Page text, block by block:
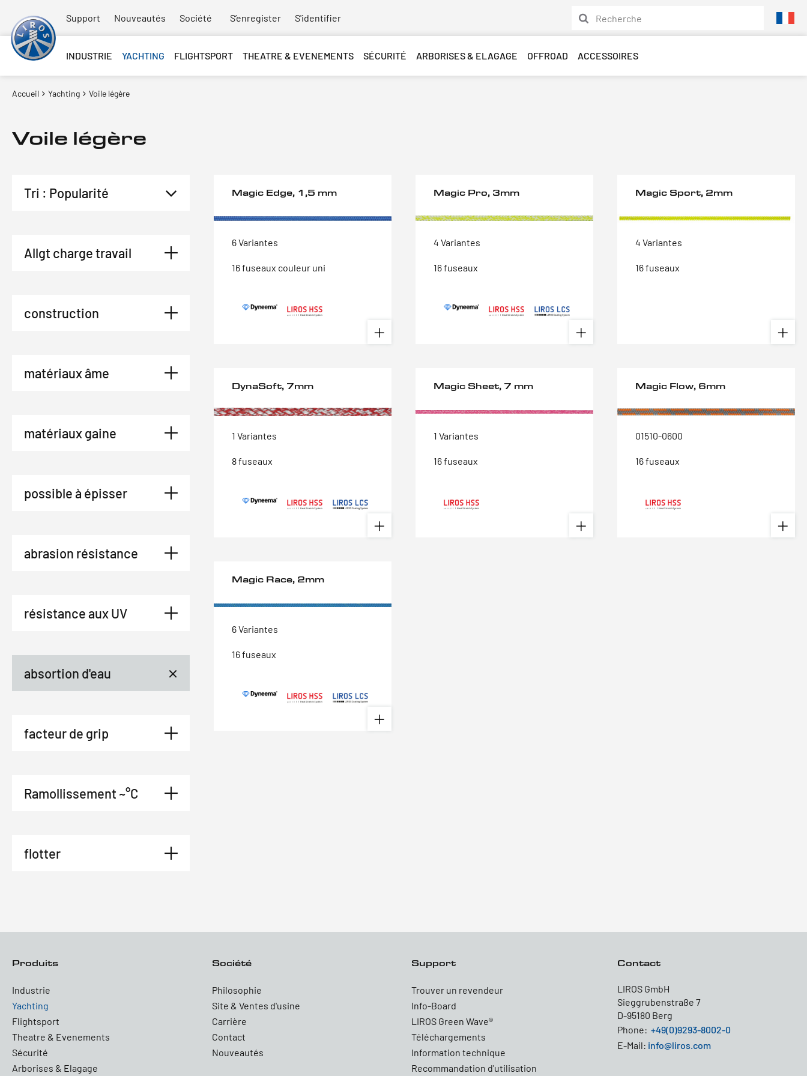
Support Nouveautés Société S’enregister S'identifier
INDUSTRIE YACHTING FLIGHTSPORT THEATRE & EVENEMENTS SÉCURITÉ ARBORISES & ELAGAGE OFFROAD ACCESSOIRES
Accueil Yachting Voile légère
Voile légère
Allgt charge travail
construction
matériaux âme
matériaux gaine
possible à épisser
abrasion résistance
résistance aux UV
absortion d'eau
facteur de grip
Ramollissement ~°C
flotter
Magic Edge, 1,5 mm
6 Variantes
16 fuseaux couleur uni
Magic Pro, 3mm
4 Variantes
16 fuseaux
Magic Sport, 2mm
4 Variantes
16 fuseaux
DynaSoft, 7mm
1 Variantes
8 fuseaux
Magic Sheet, 7 mm
1 Variantes
16 fuseaux
Magic Flow, 6mm
01510-0600
16 fuseaux
Magic Race, 2mm
6 Variantes
16 fuseaux
Produits
Industrie
Yachting
Flightsport
Theatre & Evenements
Sécurité
Arborises & Elagage
Société
Philosophie
Site & Ventes d'usine
Carrière
Contact
Nouveautés
Support
Trouver un revendeur
Info-Board
LIROS Green Wave®
Téléchargements
Information technique
Recommandation d'utilisation
Contact
LIROS GmbH
Sieggrubenstraße 7
D-95180 Berg
Phone: +49(0)9293-8002-0
E-Mail: info@liros.com